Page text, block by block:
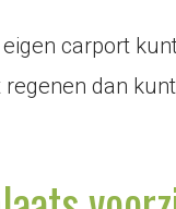
carport
dan